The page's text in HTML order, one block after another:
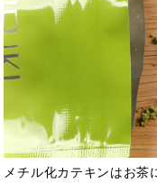
メチル化カテキンはお